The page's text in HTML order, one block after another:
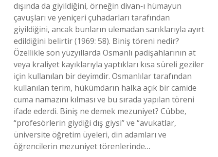
dışında da giyildiğini, örneğin divan-ı hümayun
çavuşları ve yeniçeri çuhadarları tarafından
giyildiğini, ancak bunların ulemadan sarıklarıyla ayırt
edildiğini belirtir (1969: 58). Biniş töreni nedir?
Özellikle son yüzyıllarda Osmanlı padişahlarının at
veya kraliyet kayıklarıyla yaptıkları kısa süreli geziler
için kullanılan bir deyimdir. Osmanlılar tarafından
kullanılan terim, hükümdarın halka açık bir camide
cuma namazını kılması ve bu sırada yapılan töreni
ifade ederdi. Biniş ne demek mezuniyet? Cübbe,
“profesörlerin giydiği dış giysi” ve “avukatlar,
üniversite öğretim üyeleri, din adamları ve
öğrencilerin mezuniyet törenlerinde…